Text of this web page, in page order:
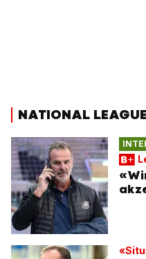
NATIONAL LEAGUE